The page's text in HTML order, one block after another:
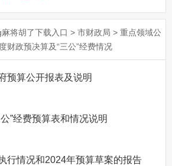
将胡了下载入口 > 市财政局 > 重点领域公
财政预决算及“三公”经费情况
预算公开报表及说明
”经费预算表和情况说明
行情况和2024年预算草案的报告